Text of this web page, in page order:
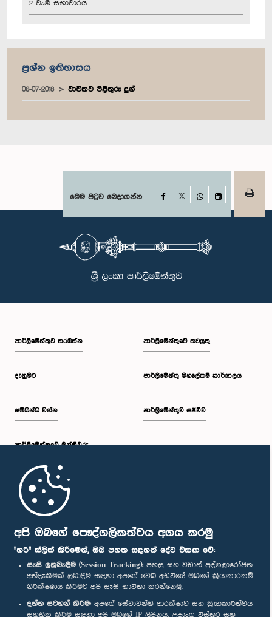
අපි ඔබගේ පෞද්ගලිකත්වය අගය කරමු
"හරි" ක්ලික් කිරීමෙන්, ඔබ පහත සඳහන් දේට එකඟ වේ:
සැසි ලුහුබැඳීම (Session Tracking): පහසු සහ වඩාත් පුද්ගලාරෝපිත
අත්දැකීමක් ලබාදීම සඳහා අපගේ වෙබ් අඩවියේ ඔබගේ ක්‍රියාකාරකම්
නිරීක්ෂණය කිරීමට අපි සැසි භාවිතා කරන්නෙමු.
දත්ත සටහන් කිරීම: අපගේ සේවාවන්හි ආරක්ෂාව සහ ක්‍රියාකාරීත්වය
සහතික කිරීම සඳහා අපි ඔබගේ IP ලිපිනය, උපාංග විස්තර සහ
2 වැනි සභාවාරය
ප්‍රශ්න ඉතිහාසය
06-07-2018 වාචිකව පිළිතුරු දුන්
මෙම පිටුව බෙදාගන්න Facebook
WhatsAppLinkedIn
පාර්ලි‌මේන්තුව නරඹන්න
දැනුමට
සම්බන්ධ වන්න
පාර්ලි‌මේන්තුවේ මන්ත්‍රීවරු
මුල් පිටුව
පාර්ලිමේන්තුවේ කටයුතු
පාර්ලිමේන්තු මහලේකම් කාර්යාලය
පාර්ලිමේන්තුව සජීවීව
පාර්ලිමේන්තු ජංගම යෙදුම
අප හා සම්බන්ධ වී සිටින්න :